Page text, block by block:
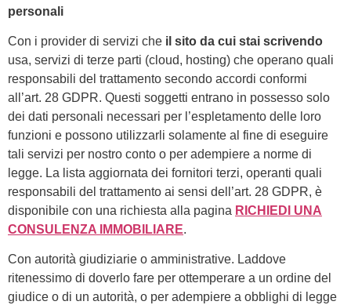
personali
Con i provider di servizi che il sito da cui stai scrivendo
usa, servizi di terze parti (cloud, hosting) che operano quali
responsabili del trattamento secondo accordi conformi
all’art. 28 GDPR. Questi soggetti entrano in possesso solo
dei dati personali necessari per l’espletamento delle loro
funzioni e possono utilizzarli solamente al fine di eseguire
tali servizi per nostro conto o per adempiere a norme di
legge. La lista aggiornata dei fornitori terzi, operanti quali
responsabili del trattamento ai sensi dell’art. 28 GDPR, è
disponibile con una richiesta alla pagina RICHIEDI UNA
CONSULENZA IMMOBILIARE.
Con autorità giudiziarie o amministrative. Laddove
ritenessimo di doverlo fare per ottemperare a un ordine del
giudice o di un autorità, o per adempiere a obblighi di legge